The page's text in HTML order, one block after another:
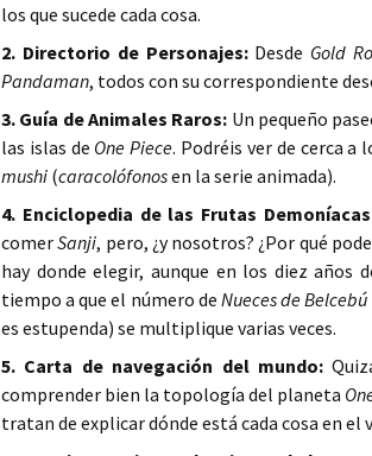
los que sucede cada cosa.
2. Directorio de Personajes:Desde Gold
Pandaman, todos con su correspondiente
3. Guía de Animales Raros: Un pequeño
las islas de One Piece. Podréis ver de cerca
mushi (caracolófonosen la serie animada).
4. Enciclopedia de las Frutas
comerSanji, pero, ¿y nosotros? ¿Por qué
hay donde elegir, aunque en los diez años
tiempo a que el número de Nueces de Belcebú
es estupenda) se multiplique varias veces.
5. Carta de navegación del mundo:
comprender bien la topología del planeta
tratan de explicar dónde está cada cosa en el